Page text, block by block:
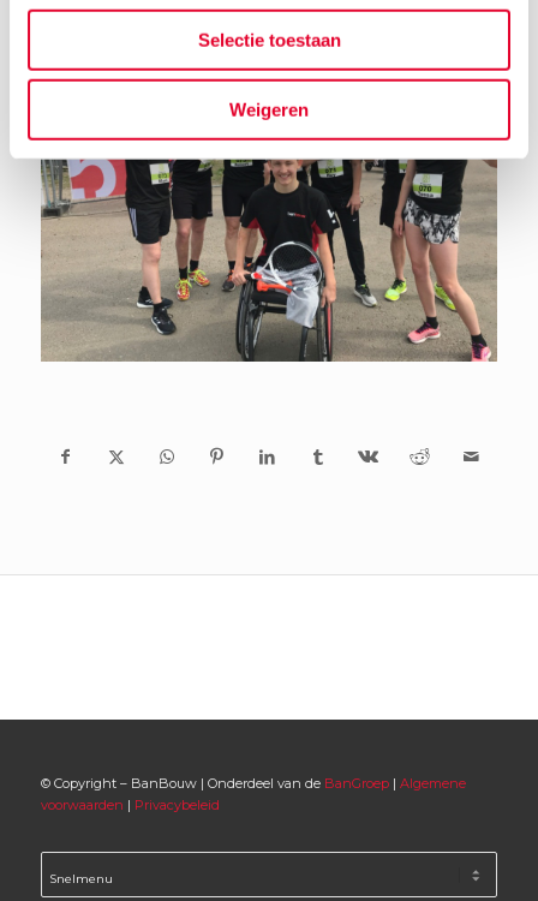
Selectie toestaan
Weigeren
© Copyright – BanBouw | Onderdeel van de BanGroep| Algemene
voorwaarden | Privacybeleid